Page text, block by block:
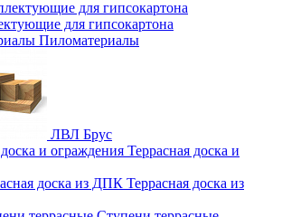
для гипсокартона
Пиломатериалы
ЛВЛ Брус
Террасная доска и
Террасная доска из